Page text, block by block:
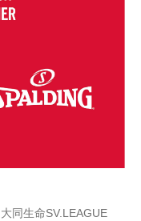
同生命SV.LEAGUE